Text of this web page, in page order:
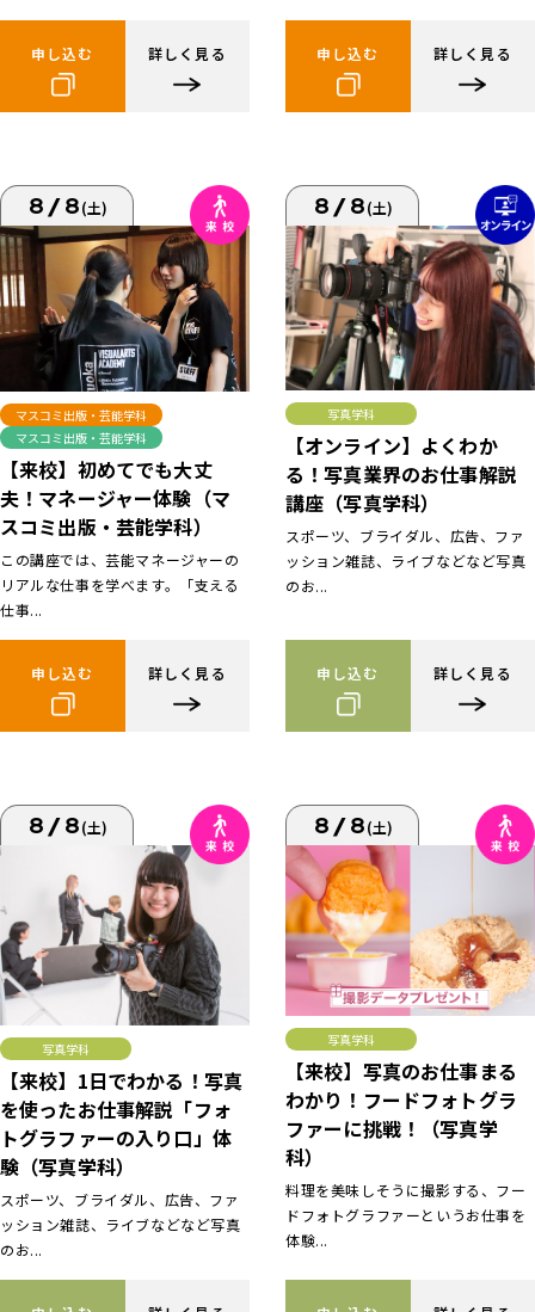
申し込む 詳しく見る 申し込む 詳しく見る
8/8(土)
マスコミ出版・芸能学科
マスコミ出版・芸能学科
【来校】初めてでも大丈
夫！マネージャー体験（マ
スコミ出版・芸能学科）
この講座では、芸能マネージャーの
リアルな仕事を学べます。「支える
仕事...
申し込む 詳しく見る
8/8(土)
写真学科
【オンライン】よくわか
る！写真業界のお仕事解説
講座（写真学科）
スポーツ、ブライダル、広告、ファ
ッション雑誌、ライブなどなど写真
のお...
申し込む 詳しく見る
8/8(土)
写真学科
【来校】1日でわかる！写真
を使ったお仕事解説「フォ
トグラファーの入り口」体
験（写真学科）
スポーツ、ブライダル、広告、ファ
ッション雑誌、ライブなどなど写真
のお...
8/8(土)
写真学科
【来校】写真のお仕事まる
わかり！フードフォトグラ
ファーに挑戦！（写真学
科）
料理を美味しそうに撮影する、フー
ドフォトグラファーというお仕事を
体験...